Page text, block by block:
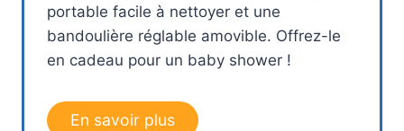
portable facile à nettoyer et une
bandoulière réglable amovible. Offrez-le
en cadeau pour un baby shower !
En savoir plus